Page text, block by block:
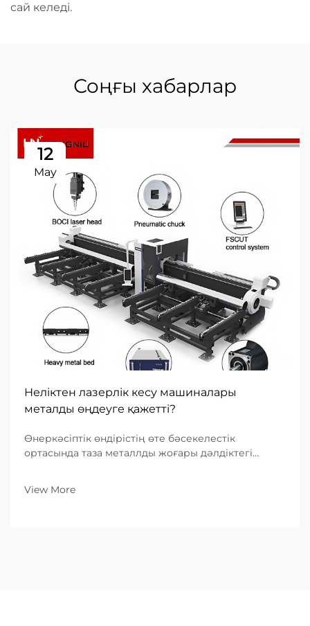
сай келеді.
Соңғы хабарлар
12
May
Неліктен лазерлік кесу машиналары
металды өңдеуге қажетті?
Өнеркәсіптік өндірістің өте бәсекелестік
ортасында таза металлды жоғары дәлдіктегі
өнеркәсіптер күрделірек дизайндарға және
View More